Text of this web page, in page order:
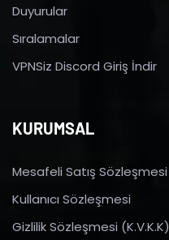
Duyurular
Sıralamalar
VPNSiz Discord Giriş İndir
KURUMSAL
Mesafeli Satış Sözleşmesi
Kullanıcı Sözleşmesi
Gizlilik Sözleşmesi (K.V.K.K)